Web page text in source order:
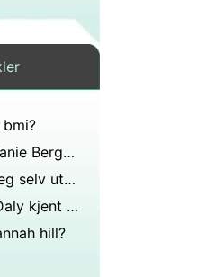
Hvilken størrelse er Melanie Berger?
Hvordan kan du sulte deg selv uten å føle deg sulten?
Hva er Marie Maynard Daly kjent for?
hill?